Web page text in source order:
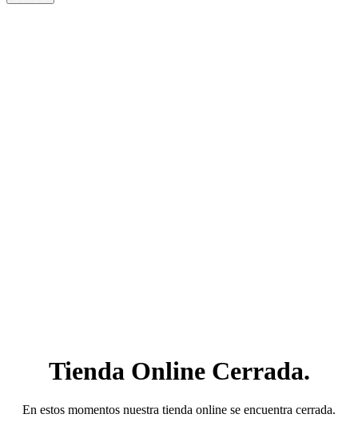
Tienda Online Cerrada.
En estos momentos nuestra tienda online se encuentra cerrada.